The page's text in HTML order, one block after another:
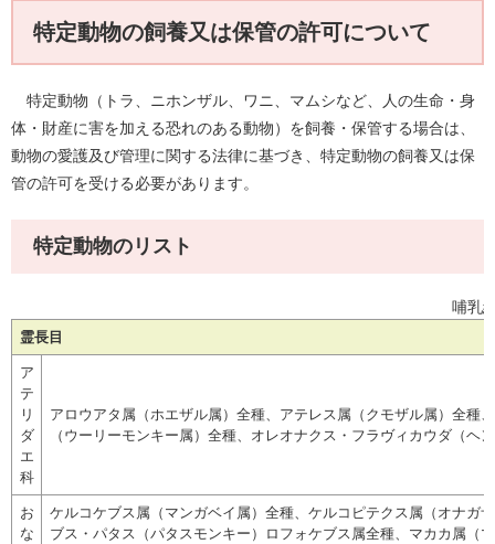
特定動物の飼養又は保管の許可について
特定動物（トラ、ニホンザル、ワニ、マムシなど、人の生命・身
体・財産に害を加える恐れのある動物）を飼養・保管する場合は、
動物の愛護及び管理に関する法律に基づき、特定動物の飼養又は保
管の許可を受ける必要があります。
特定動物のリスト
哺乳
霊長目
ア
テ
リ
ダ
エ
科
アロウアタ属（ホエザル属）全種、アテレス属（クモザル属）全種
（ウーリーモンキー属）全種、オレオナクス・フラヴィカウダ（ヘ
お
な
ケルコケブス属（マンガベイ属）全種、ケルコピテクス属（オナガ
ブス・パタス（パタスモンキー）ロフォケブス属全種、マカカ属（